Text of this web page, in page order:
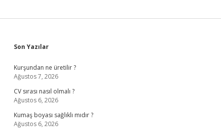
Sidebar
Son Yazılar
Kurşundan ne üretilir ?
Ağustos 7, 2026
CV sırası nasıl olmalı ?
Ağustos 6, 2026
Kumaş boyası sağlıklı mıdır ?
Ağustos 6, 2026